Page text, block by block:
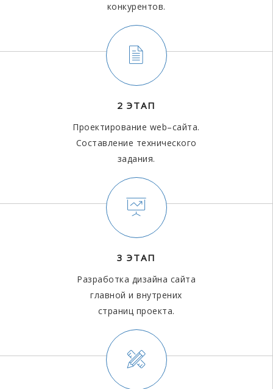
конкурентов.
2 ЭТАП
Проектирование web–сайта.
Составление технического
задания.
3 ЭТАП
Разработка дизайна сайта
главной и внутрених
страниц проекта.